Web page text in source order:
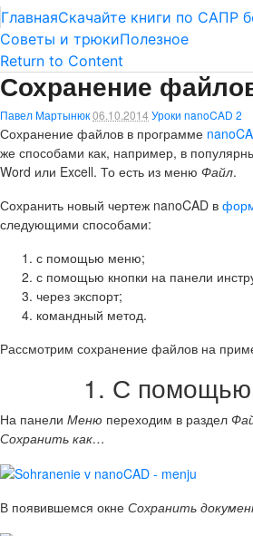
ГлавнаяСкачайте книги по САПР
Советы и трюкиПолезное
Return to Content
Сохранение
Павел Мартынюк06.10.2014 Уроки nanoCAD 2
Сохранение файлов в программе
же способами как, например, в
Word или Excell. То есть из меню Файл.
Сохранить новый чертеж nanoCAD в
следующими способами:
с помощью меню;
с помощью кнопки на панели
через экспорт;
командный метод.
Рассмотрим сохранение файлов на
1. С
На панели Меню переходим в раздел
Сохранить как…
В появившемся окне Сохранить